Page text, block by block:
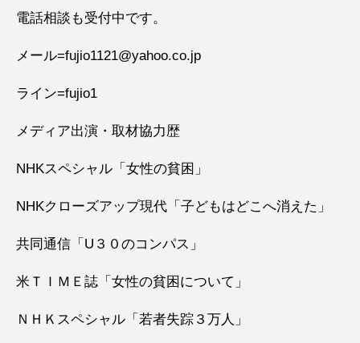
電話相談も受付中です。
メール=fujio1121@yahoo.co.jp
ライン=fujio1
メディア出演・取材協力歴
NHKスペシャル「女性の貧困」
NHKクローズアップ現代「子どもはどこへ消えた」
共同通信「U３０のコンパス」
米ＴＩＭＥ誌「女性の貧困について」
ＮＨＫスペシャル「若者失踪３万人」